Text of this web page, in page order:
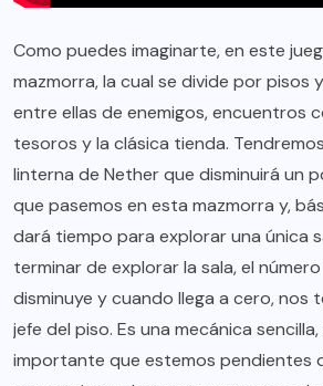
Como puedes imaginarte, en este
mazmorra, la cual se divide por pisos
entre ellas de enemigos, encuentros
tesoros y la clásica tienda.
linterna de Nether que disminuirá un
que pasemos en esta mazmorra y,
dará tiempo para explorar una única
terminar de explorar la sala, el
disminuye y cuando llega a cero, nos
jefe del piso. Es una mecánica
importante que estemos pendientes